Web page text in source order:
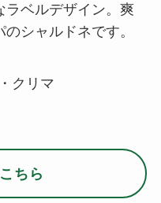
ラベルデザイン。爽
シャルドネです。
クリマ
ちら